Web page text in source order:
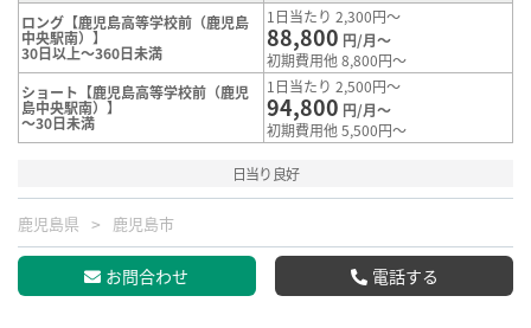
ロング【鹿児島高等学校前（鹿児島
中央駅南）】
30日以上～360日未満
1日当たり 2,300円～
88,800 円/月～
初期費用他 8,800円～
ショート【鹿児島高等学校前（鹿児
島中央駅南）】
～30日未満
1日当たり 2,500円～
94,800 円/月～
初期費用他 5,500円～
日当り良好
鹿児島県 鹿児島市
お問合わせ 電話する